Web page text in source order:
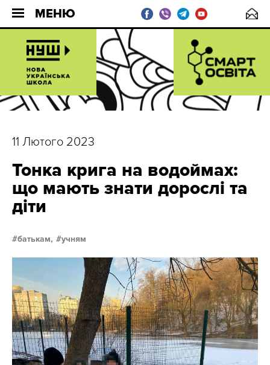
МЕНЮ
11 Лютого 2023
Тонка крига на водоймах:
що мають знати дорослі та
діти
батькам, учням